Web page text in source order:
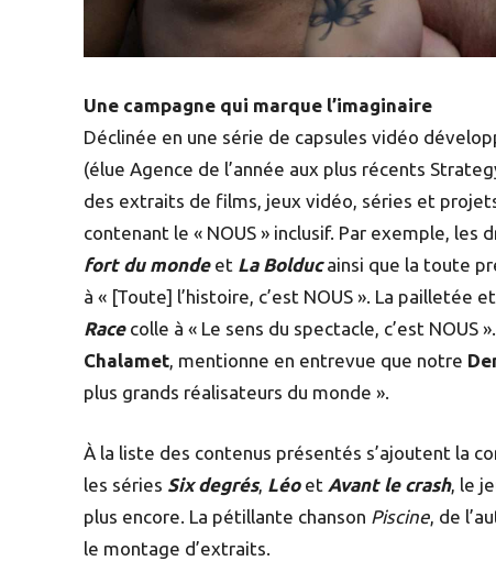
Une campagne qui marque l’imaginaire
Déclinée en une série de capsules vidéo
(élue Agence de l’année aux plus récents
des extraits de films, jeux vidéo, séries et
contenant le « NOUS » inclusif. Par exemple, les
fort du mondeet La Bolducainsi que la toute
à « [Toute] l’histoire, c’est NOUS ». La
Racecolle à « Le sens du spectacle, c’est NOUS
Chalamet, mentionne en entrevue que notre
plus grands réalisateurs du monde ».
À la liste des contenus présentés s’ajoutent la
les séries Six degrés, Léo et Avant le crash, le
plus encore. La pétillante chanson Piscine, de
le montage d’extraits.